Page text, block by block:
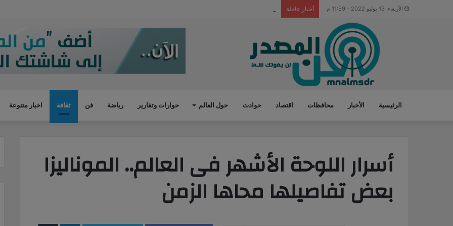
الأربعاء, 13 يوليو 2022 - 11:59 م أخبار عاجلة
الرئيسية الأخبار محافظات اقتصاد حوادث حول العالم حوارات وتقارير رياضة فن ثقافة اخبار متنوعة
أسرار اللوحة الأشهر فى العالم.. الموناليزا
بعض تفاصيلها محاها الزمن
LinkedIn
‏Tumblr